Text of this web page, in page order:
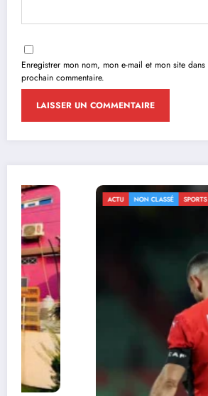
Enregistrer mon nom, mon e-mail et mon site
prochain commentaire.
ACTU SPORTS